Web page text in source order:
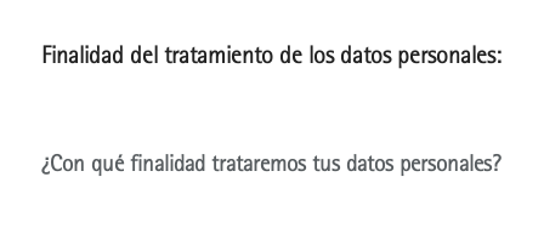
Finalidad del tratamiento de los datos personales:
¿Con qué finalidad trataremos tus datos personales?